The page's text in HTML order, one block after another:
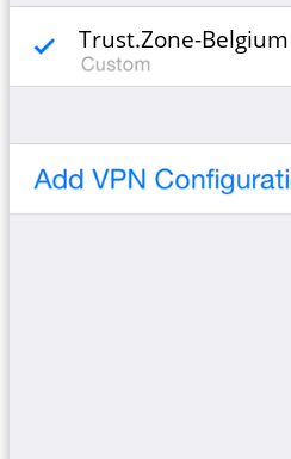
Trust.Zone-Belgium